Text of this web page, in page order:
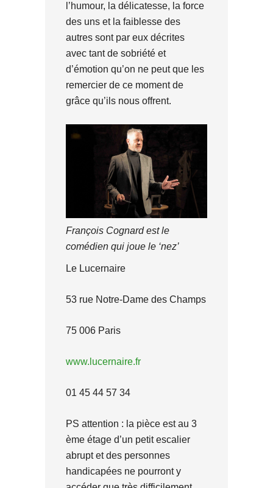
l’humour, la délicatesse, la force
des uns et la faiblesse des
autres sont par eux décrites
avec tant de sobriété et
d’émotion qu’on ne peut que les
remercier de ce moment de
grâce qu’ils nous offrent.
François Cognard est le
comédien qui joue le ‘nez’
Le Lucernaire
53 rue Notre-Dame des Champs
75 006 Paris
www.lucernaire.fr
01 45 44 57 34
PS attention : la pièce est au 3
ème étage d’un petit escalier
abrupt et des personnes
handicapées ne pourront y